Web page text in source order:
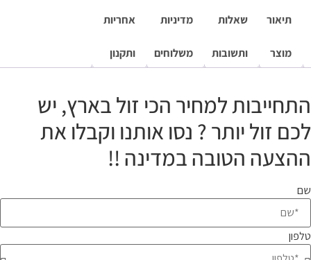
תיאור
מוצר
שאלות
ותשובות
מדיניות
משלוחים
אחריות
ותקנון
התחייבות למחיר הכי זול בארץ, יש
לכם זול יותר ? נסו אותנו וקבלו את
ההצעה הטובה במדינה !!
שם
טלפון